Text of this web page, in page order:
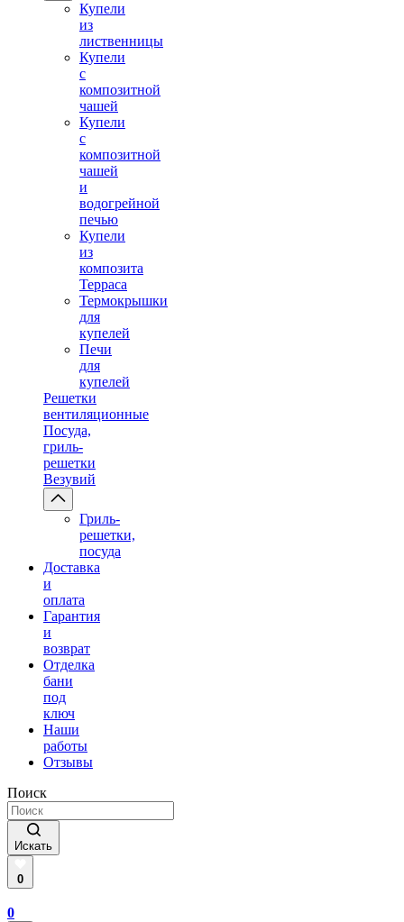
Купели
из
лиственницы
Купели
с
композитной
чашей
Купели
с
композитной
чашей
и
водогрейной
печью
Купели
из
композита
Терраса
Термокрышки
для
купелей
Печи
для
купелей
Решетки
вентиляционные
Посуда,
гриль-
решетки
Везувий
Гриль-
решетки,
посуда
Доставка
и
оплата
Гарантия
и
возврат
Отделка
бани
под
ключ
Наши
работы
Отзывы
Поиск
Искать
0
0